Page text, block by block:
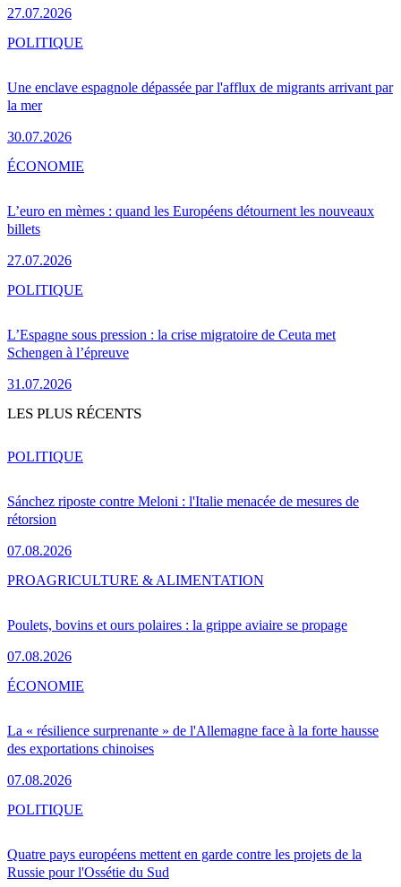
27.07.2026
Une enclave espagnole dépassée par l'afflux de migrants arrivant par
la mer
30.07.2026
POLITIQUE
L’euro en mèmes : quand les Européens détournent les nouveaux
billets
27.07.2026
ÉCONOMIE
L’Espagne sous pression : la crise migratoire de Ceuta met
Schengen à l’épreuve
31.07.2026
POLITIQUE
LES PLUS RÉCENTS
Sánchez riposte contre Meloni : l'Italie menacée de mesures de
rétorsion
07.08.2026
POLITIQUE
Poulets, bovins et ours polaires : la grippe aviaire se propage
07.08.2026
PROAGRICULTURE & ALIMENTATION
La « résilience surprenante » de l'Allemagne face à la forte hausse
des exportations chinoises
07.08.2026
ÉCONOMIE
Quatre pays européens mettent en garde contre les projets de la
Russie pour l'Ossétie du Sud
POLITIQUE